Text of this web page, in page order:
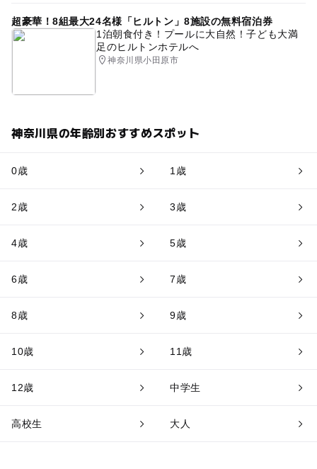
超豪華！8組最大24名様「ヒルトン」8施設の無料宿泊券
1泊朝食付き！プールに大自然！子ども大満
足のヒルトンホテルへ
神奈川県小田原市
神奈川県の年齢別おすすめスポット
0歳 1歳
2歳 3歳
4歳 5歳
6歳 7歳
8歳 9歳
10歳 11歳
12歳 中学生
高校生 大人